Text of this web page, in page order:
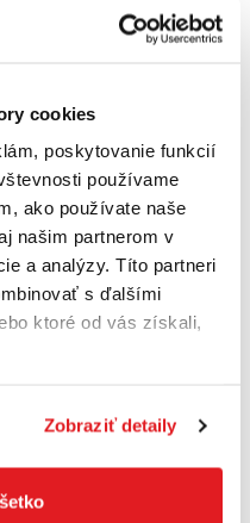
cookies
poskytovanie funkcií
používame
ako používate naše
našim partnerom v
a analýzy. Títo partneri
s ďalšími
ktoré od vás získali,
Zobraziť detaily
3.0